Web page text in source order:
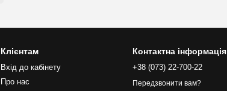
Клієнтам
Вхід до кабінету
Про нас
Контактна інформація
+38 (073) 22-700-22
Передзвонити вам?